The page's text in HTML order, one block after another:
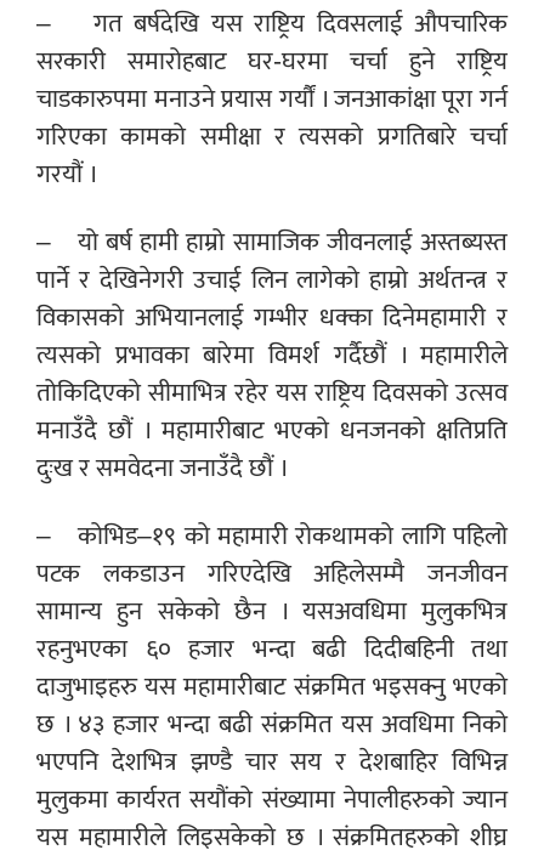
– गत बर्षदेखि यस राष्ट्रिय दिवसलाई औपचारिक
सरकारी समारोहबाट घर-घरमा चर्चा हुने राष्ट्रिय
चाडकारुपमा मनाउने प्रयास गर्यौं । जनआकांक्षा पूरा गर्न
गरिएका कामको समीक्षा र त्यसको प्रगतिबारे चर्चा
गरयौं ।
– यो बर्ष हामी हाम्रो सामाजिक जीवनलाई अस्तब्यस्त
पार्ने र देखिनेगरी उचाई लिन लागेको हाम्रो अर्थतन्त्र र
विकासको अभियानलाई गम्भीर धक्का दिनेमहामारी र
त्यसको प्रभावका बारेमा विमर्श गर्दैछौं । महामारीले
तोकिदिएको सीमाभित्र रहेर यस राष्ट्रिय दिवसको उत्सव
मनाउँदै छौं । महामारीबाट भएको धनजनको क्षतिप्रति
दुःख र समवेदना जनाउँदै छौं ।
– कोभिड–१९ को महामारी रोकथामको लागि पहिलो
पटक लकडाउन गरिएदेखि अहिलेसम्मै जनजीवन
सामान्य हुन सकेको छैन । यसअवधिमा मुलुकभित्र
रहनुभएका ६० हजार भन्दा बढी दिदीबहिनी तथा
दाजुभाइहरु यस महामारीबाट संक्रमित भइसक्नु भएको
छ । ४३ हजार भन्दा बढी संक्रमित यस अवधिमा निको
भएपनि देशभित्र झण्डै चार सय र देशबाहिर विभिन्न
मुलुकमा कार्यरत सयौंको संख्यामा नेपालीहरुको ज्यान
यस महामारीले लिइसकेको छ । संक्रमितहरुको शीघ्र